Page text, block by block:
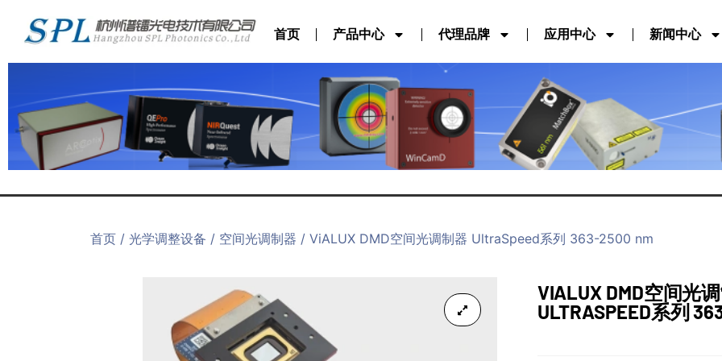
首页 产品中心 代理品牌 应用中心 新闻中心
首页 / 光学调整设备 / 空间光调制器 / ViALUX DMD空间光调制器 UltraSpeed系列 363-2500 nm
VIALUX DMD空间光
ULTRASPEED系列